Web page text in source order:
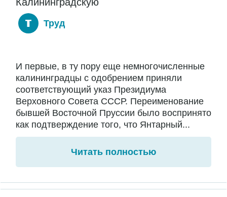
Труд
И первые, в ту пору еще немногочисленные
калининградцы с одобрением приняли
соответствующий указ Президиума
Верховного Совета СССР. Переименование
бывшей Восточной Пруссии было воспринято
как подтверждение того, что Янтарный...
Читать полностью